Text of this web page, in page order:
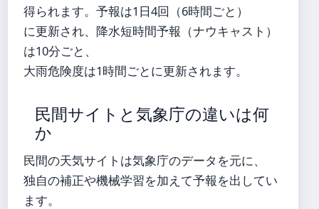
得られます。予報は1日4回（6時間ごと）
に更新され、降水短時間予報（ナウキャスト）
は10分ごと、
大雨危険度は1時間ごとに更新されます。
民間サイトと気象庁の違いは何
か
民間の天気サイトは気象庁のデータを元に、
独自の補正や機械学習を加えて予報を出してい
ます。